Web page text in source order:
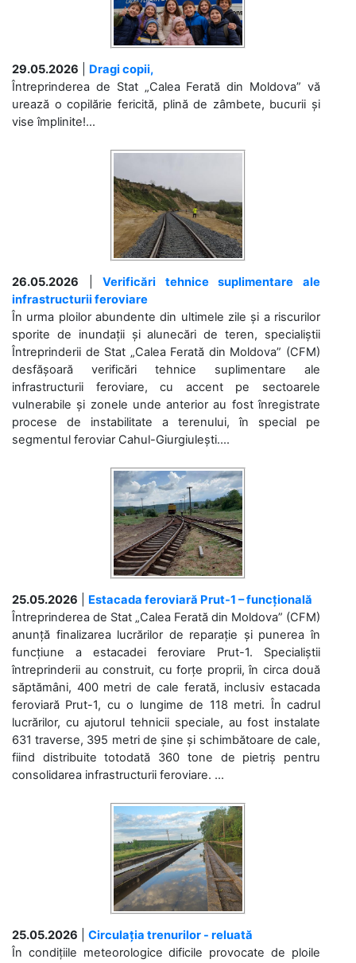
29.05.2026
Dragi copii,
Întreprinderea de Stat „Calea Ferată din Moldova” vă
urează o copilărie fericită, plină de zâmbete, bucurii și
vise împlinite!...
26.05.2026 |Verificări tehnice suplimentare ale
infrastructurii feroviare
În urma ploilor abundente din ultimele zile și a riscurilor
sporite de inundații și alunecări de teren, specialiștii
Întreprinderii de Stat „Calea Ferată din Moldova” (CFM)
desfășoară verificări tehnice suplimentare ale
infrastructurii feroviare, cu accent pe sectoarele
vulnerabile și zonele unde anterior au fost înregistrate
procese de instabilitate a terenului, în special pe
segmentul feroviar Cahul-Giurgiulești....
25.05.2026
Estacada feroviară Prut-1 – funcțională
Întreprinderea de Stat „Calea Ferată din Moldova” (CFM)
anunță finalizarea lucrărilor de reparație și punerea în
funcțiune a estacadei feroviare Prut-1. Specialiștii
întreprinderii au construit, cu forțe proprii, în circa două
săptămâni, 400 metri de cale ferată, inclusiv estacada
feroviară Prut-1, cu o lungime de 118 metri. În cadrul
lucrărilor, cu ajutorul tehnicii speciale, au fost instalate
631 traverse, 395 metri de șine și schimbătoare de cale,
fiind distribuite totodată 360 tone de pietriș pentru
consolidarea infrastructurii feroviare. ...
25.05.2026
Circulația trenurilor - reluată
În condițiile meteorologice dificile provocate de ploile